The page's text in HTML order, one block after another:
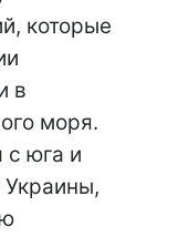
которые
в
моря.
с юга и